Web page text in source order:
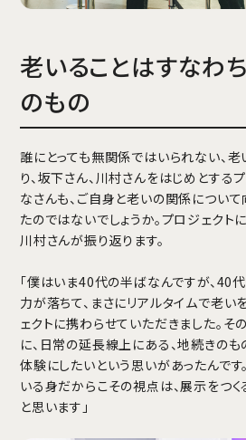
老いることはすなわ
のもの
誰にとっても無関係ではいられない、
り、坂下さん、川村さんをはじめとする
なさんも、ご自身と老いの関係につい
たのではないでしょうか。プロジェク
川村さんが振り返ります。
「僕はいま40代の半ばなんですが、40
力が落ちて、まさにリアルタイムで老い
ェクトに携わらせていただきました。そ
に、日常の延長線上にある、地続きの
体験にしたいという思いがあったんで
いる身だからこその視点は、展示をつ
と思います」